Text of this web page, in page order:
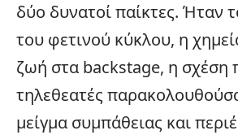
δύο δυνατοί παίκτες. Ήταν
του φετινού κύκλου, η
ζωή στα backstage, η σχέση
τηλεθεατές
μείγμα συμπάθειας και